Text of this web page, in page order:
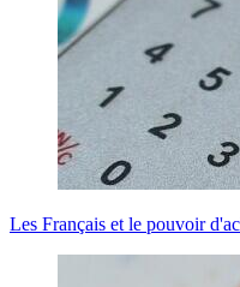
Les Français et le pouvoir